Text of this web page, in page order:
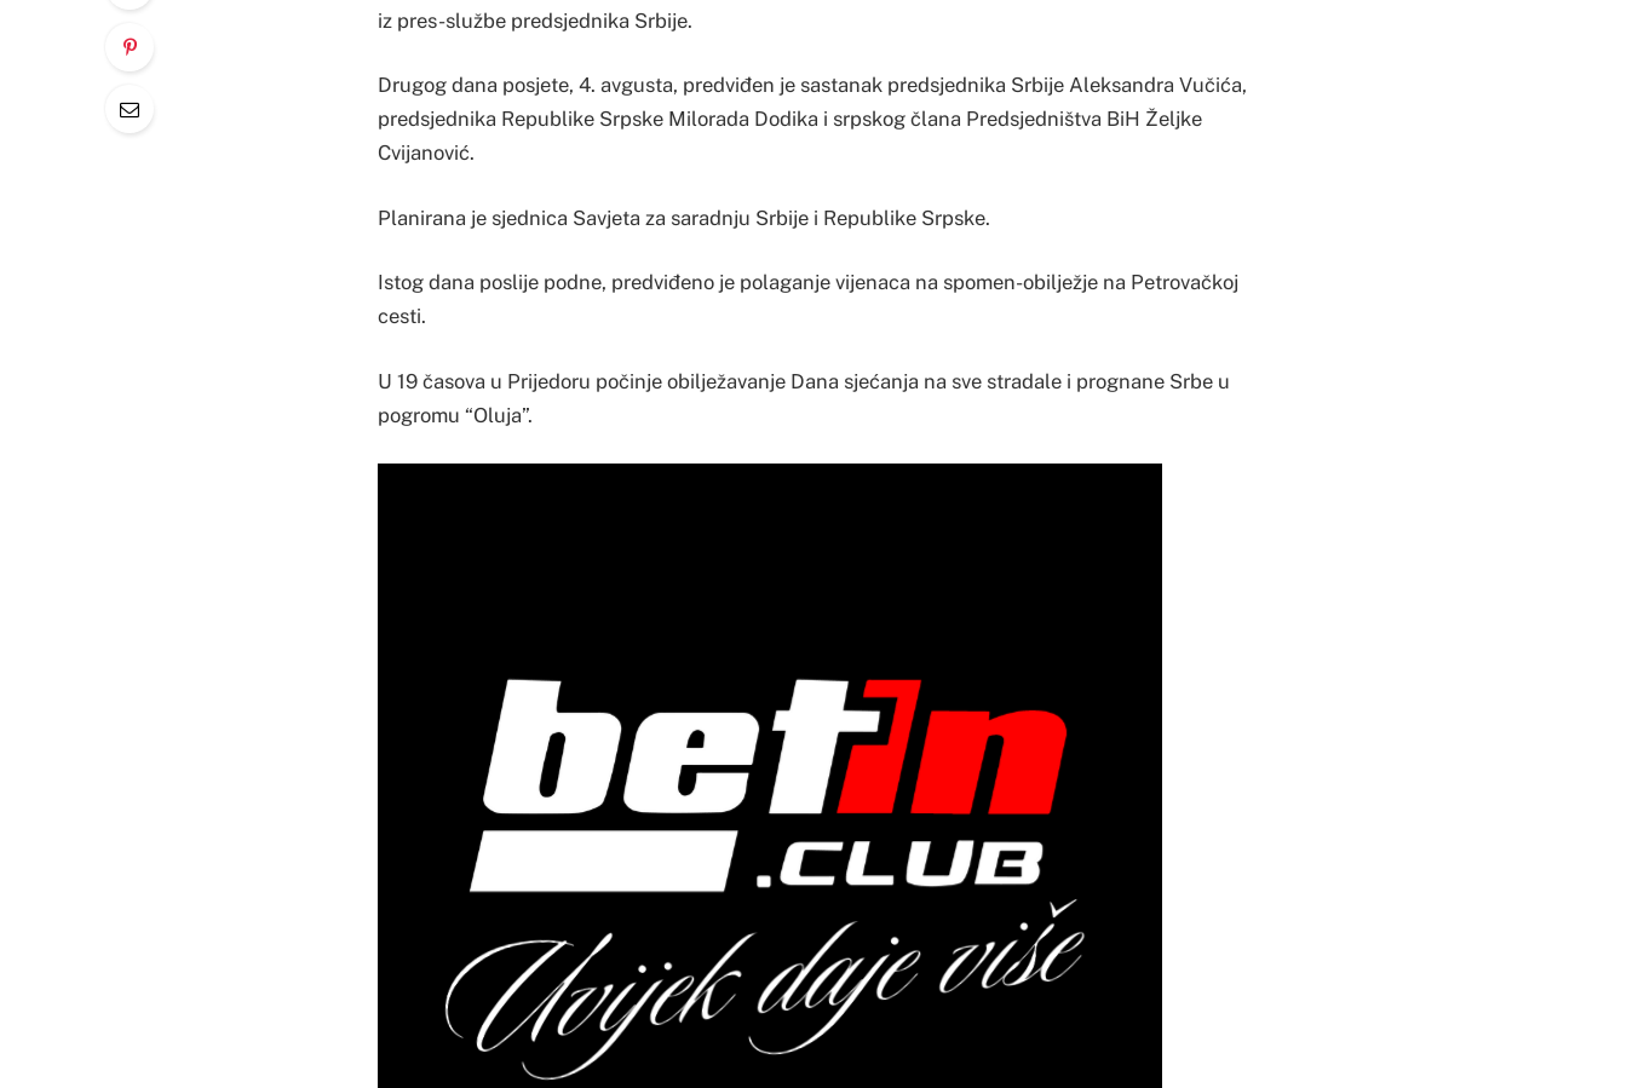
iz pres-službe predsjednika Srbije.
Drugog dana posjete, 4. avgusta, predviđen je sastanak predsjednika Srbije Aleksandra Vučića,
predsjednika Republike Srpske Milorada Dodika i srpskog člana Predsjedništva BiH Željke
Cvijanović.
Planirana je sjednica Savjeta za saradnju Srbije i Republike Srpske.
Istog dana poslije podne, predviđeno je polaganje vijenaca na spomen-obilježje na Petrovačkoj
cesti.
U 19 časova u Prijedoru počinje obilježavanje Dana sjećanja na sve stradale i prognane Srbe u
pogromu “Oluja”.